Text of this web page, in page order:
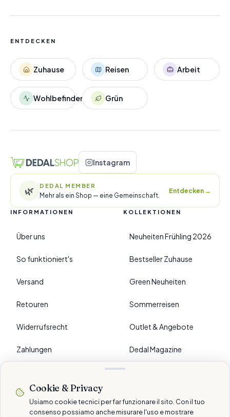
ENTDECKEN
Zuhause Reisen Arbeit
Wohlbefinden Grün
Instagram
🌿 DEDAL MEMBER
Mehr als ein Shop — eine Gemeinschaft.
Entdecken →
INFORMATIONEN
Über uns
So funktioniert's
Versand
Retouren
Widerrufsrecht
Zahlungen
KOLLEKTIONEN
Neuheiten Frühling 2026
Bestseller Zuhause
Green Neuheiten
Sommerreisen
Outlet & Angebote
Dedal Magazine
›EINSTELLUNGEN
Cookie & Privacy
Usiamo cookie tecnici per far funzionare il sito. Con il tuo
consenso possiamo anche misurare l'uso e mostrare